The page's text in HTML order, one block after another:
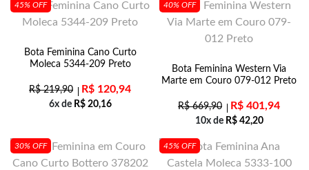
45% OFF
Bota Feminina Cano Curto
Moleca 5344-209 Preto
R$219,90 R$ 120,94
6x de R$20,16
40% OFF
Bota Feminina Western Via
Marte em Couro 079-012 Preto
R$669,90 R$ 401,94
10x de R$42,20
30% OFF 45% OFF